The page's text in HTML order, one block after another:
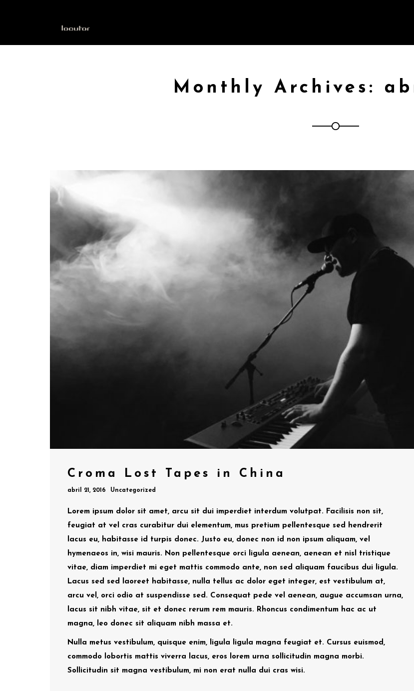
Monthly Archives:
Croma Lost Tapes in China
abril 21, 2016 Uncategorized
Lorem ipsum dolor sit amet, arcu sit dui imperdiet interdum volutpat. Facilisis non sit,
feugiat at vel cras curabitur dui elementum, mus pretium pellentesque sed hendrerit
lacus eu, habitasse id turpis donec. Justo eu, donec non id non ipsum aliquam, vel
hymenaeos in, wisi mauris. Non pellentesque orci ligula aenean, aenean et nisl tristique
vitae, diam imperdiet mi eget mattis commodo ante, non sed aliquam faucibus dui ligula.
Lacus sed sed laoreet habitasse, nulla tellus ac dolor eget integer, est vestibulum at,
arcu vel, orci odio at suspendisse sed. Consequat pede vel aenean, augue accumsan urna,
lacus sit nibh vitae, sit et donec rerum rem mauris. Rhoncus condimentum hac ac ut
magna, leo donec sit aliquam nibh massa et.
Nulla metus vestibulum, quisque enim, ligula ligula magna feugiat et. Cursus euismod,
commodo lobortis mattis viverra lacus, eros lorem urna sollicitudin magna morbi.
Sollicitudin sit magna vestibulum, mi non erat nulla dui cras wisi.